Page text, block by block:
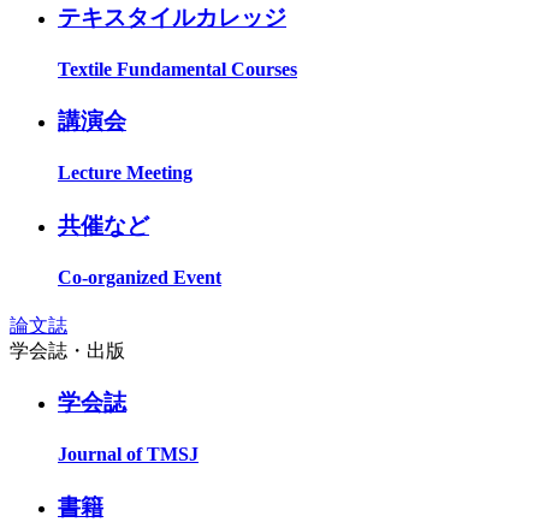
テキスタイルカレッジ
Textile Fundamental Courses
講演会
Lecture Meeting
共催など
Co-organized Event
論文誌
学会誌・出版
学会誌
Journal of TMSJ
書籍